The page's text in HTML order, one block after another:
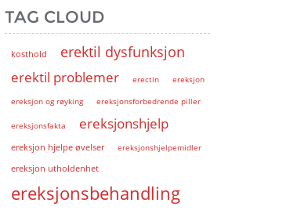
TAG CLOUD
kosthold erektil dysfunksjon
erektil problemer erectin
ereksjon
ereksjon og røyking
ereksjonsforbedrende piller
ereksjonsfakta ereksjonshjelp
ereksjon hjelpe øvelser
ereksjonshjelpemidler
ereksjon utholdenhet
ereksjonsbehandling